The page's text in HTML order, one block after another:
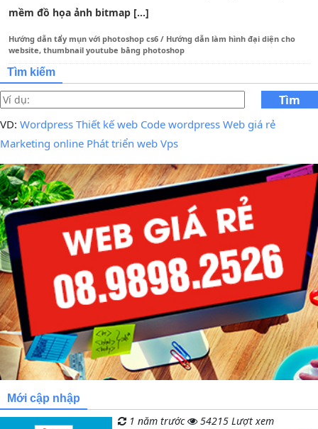
mềm đồ họa ảnh bitmap […]
Hướng dẫn tẩy mụn với photoshop cs6 / Hướng dẫn làm hình đại diện cho
website, thumbnail youtube bằng photoshop
Tìm kiếm
Tìm
VD: Wordpress Thiết kế web Code wordpress Web giá rẻ
Marketing online Phát triển web Vps
Mới cập nhập
1 năm trước 54215 Lượt xem